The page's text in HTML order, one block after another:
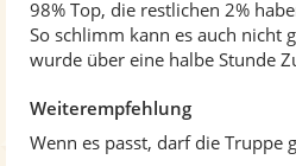
t
e
n
n
98% Top, die restlichen 2%
So schlimm kann es auch nicht
wurde über eine halbe Stunde
Weiterempfehlung
Wenn es passt, darf die Truppe